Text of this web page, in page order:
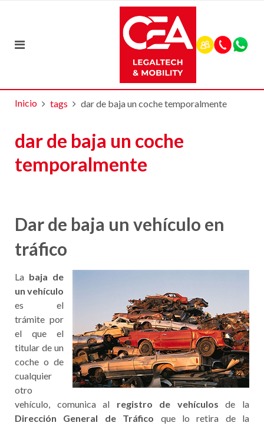
Inicio tags dar de baja un coche temporalmente
dar de baja un coche
temporalmente
Dar de baja un vehículo en
tráfico
La baja de
un vehículo
es el
trámite por
el que el
titular de un
coche o de
cualquier
otro
vehículo, comunica al registro de vehículos de la
Dirección General de Tráfico que lo retira de la